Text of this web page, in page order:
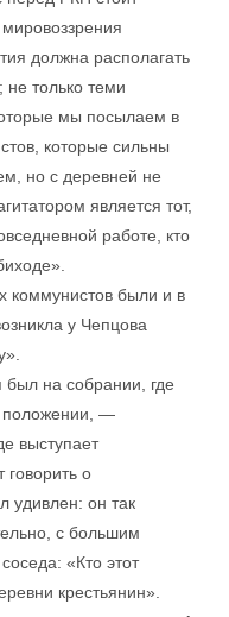
мировоззрения
должна располагать
не только теми
мы посылаем в
которые сильны
но с деревней не
является тот,
работе, кто
коммунистов были и в
у Чепцова
на собрании, где
положении, —
выступает
говорить о
удивлен: он так
с большим
«Кто этот
крестьянин».